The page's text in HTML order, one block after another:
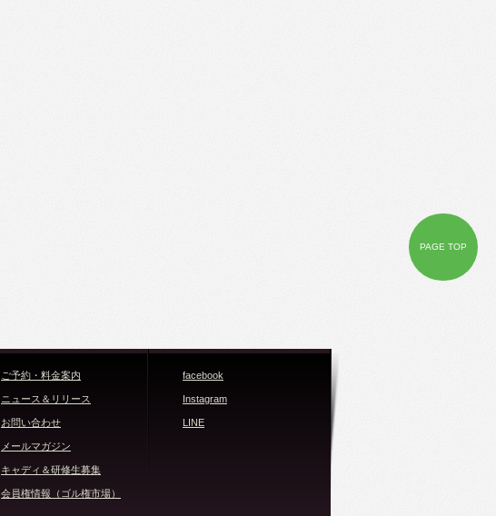
ご予約・料金案内
ニュース＆リリース
お問い合わせ
メールマガジン
キャディ＆研修生募集
会員権情報（ゴル権市場）
facebook
Instagram
LINE
PAGE TOP